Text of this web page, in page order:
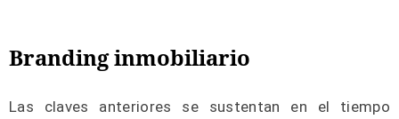
Branding inmobiliario
Las claves anteriores se sustentan en el tiempo